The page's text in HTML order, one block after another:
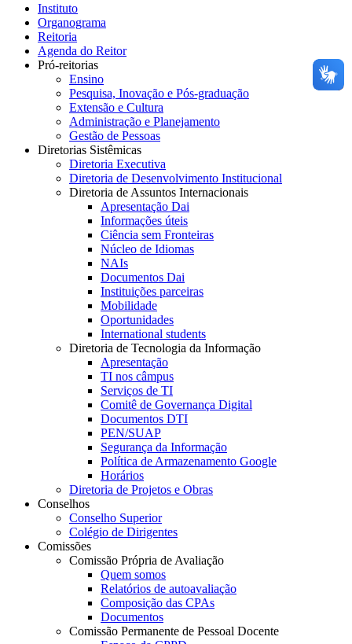
Instituto
Organograma
Reitoria
Agenda do Reitor
Pró-reitorias
Ensino
Pesquisa, Inovação e Pós-graduação
Extensão e Cultura
Administração e Planejamento
Gestão de Pessoas
Diretorias Sistêmicas
Diretoria Executiva
Diretoria de Desenvolvimento Institucional
Diretoria de Assuntos Internacionais
Apresentação Dai
Informações úteis
Ciência sem Fronteiras
Núcleo de Idiomas
NAIs
Documentos Dai
Instituições parceiras
Mobilidade
Oportunidades
International students
Diretoria de Tecnologia da Informação
Apresentação
TI nos câmpus
Serviços de TI
Comitê de Governança Digital
Documentos DTI
PEN/SUAP
Segurança da Informação
Política de Armazenamento Google
Horários
Diretoria de Projetos e Obras
Conselhos
Conselho Superior
Colégio de Dirigentes
Comissões
Comissão Própria de Avaliação
Quem somos
Relatórios de autoavaliação
Composição das CPAs
Documentos
Comissão Permanente de Pessoal Docente